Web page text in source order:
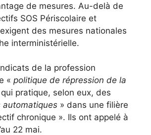
de mesures. Au-delà de
SOS Périscolaire et
des mesures nationales
interministérielle.
de la profession
« politique de répression de la
qui pratique, selon eux, des
automatiques » dans une filière
chronique ». Ils ont appelé à
22 mai.